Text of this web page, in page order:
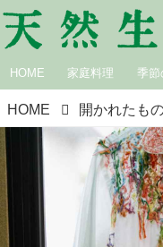
HOME 家庭料理 季節
HOME